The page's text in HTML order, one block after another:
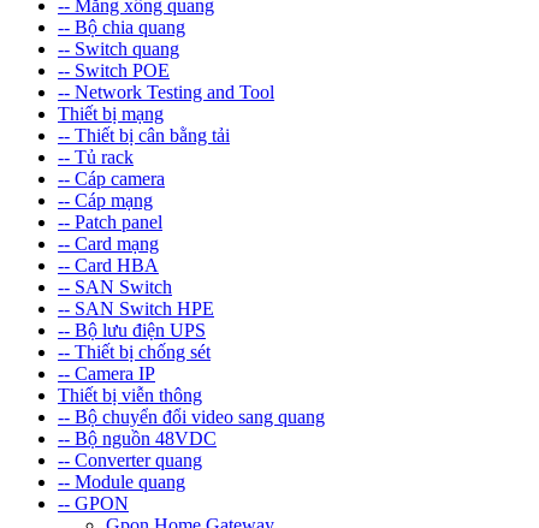
-- Măng xông quang
-- Bộ chia quang
-- Switch quang
-- Switch POE
-- Network Testing and Tool
Thiết bị mạng
-- Thiết bị cân bằng tải
-- Tủ rack
-- Cáp camera
-- Cáp mạng
-- Patch panel
-- Card mạng
-- Card HBA
-- SAN Switch
-- SAN Switch HPE
-- Bộ lưu điện UPS
-- Thiết bị chống sét
-- Camera IP
Thiết bị viễn thông
-- Bộ chuyển đổi video sang quang
-- Bộ nguồn 48VDC
-- Converter quang
-- Module quang
-- GPON